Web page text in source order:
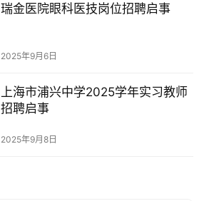
瑞金医院眼科医技岗位招聘启事
2025年9月6日
上海市浦兴中学2025学年实习教师
招聘启事
2025年9月8日